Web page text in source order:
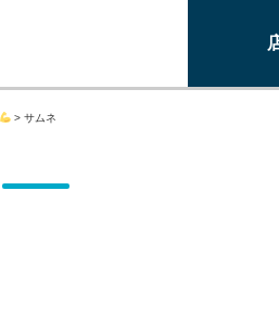
>サムネ